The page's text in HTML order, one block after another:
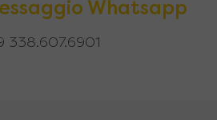
Whatsapp
338.607.6901